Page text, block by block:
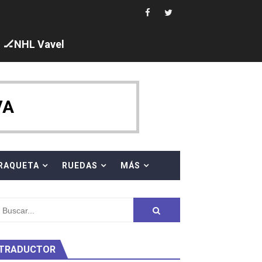
en el Grand Slam Mexico
Taddeucci. Ángela Martínez 5ª en 10km
🏒NHL Vavel
RAQUETA RUEDAS MÁS